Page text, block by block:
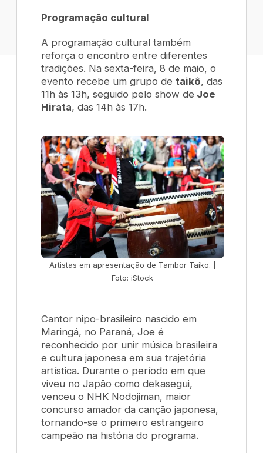
Programação cultural
A programação cultural também
reforça o encontro entre diferentes
tradições. Na sexta-feira, 8 de maio, o
evento recebe um grupo detaikô, das
11h às 13h, seguido pelo show de Joe
Hirata, das 14h às 17h.
Artistas em apresentação de Tambor Taiko. |
Foto: iStock
Cantor nipo-brasileiro nascido em
Maringá, no Paraná, Joe é
reconhecido por unir música brasileira
e cultura japonesa em sua trajetória
artística. Durante o período em que
viveu no Japão como dekasegui,
venceu o NHK Nodojiman, maior
concurso amador da canção japonesa,
tornando-se o primeiro estrangeiro
campeão na história do programa.